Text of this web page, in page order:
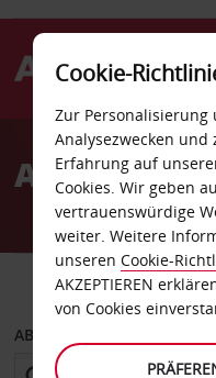
Avis
FAHRZEUG
ABHOLEN VON
Cookie-
Zur Personalisierung
Analysezwecken
Erfahrung auf
Cookies. Wir geben
vertrauenswürdige
weiter. Weitere
unseren Cookie-
AKZEPTIEREN
von Cookies